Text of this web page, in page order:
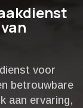
voor
betrouwbare
aan ervaring,